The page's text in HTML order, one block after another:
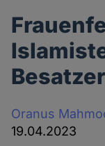
Oranus
19.04.2023